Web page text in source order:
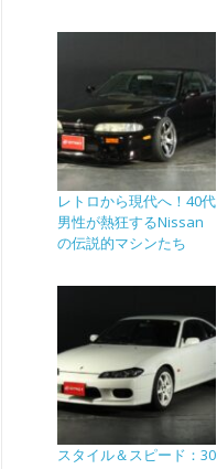
レトロから現代へ！40代
男性が熱狂するNissan
の伝説的マシンたち
スタイル＆スピード：30